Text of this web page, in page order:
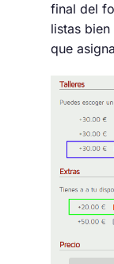
final del
listas
que